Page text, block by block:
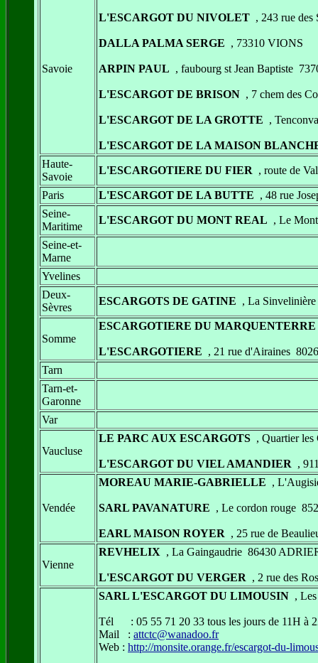
Savoie
L'ESCARGOT DU NIVOLET , 243 rue
DALLA PALMA SERGE , 73310 VIONS
ARPIN PAUL , faubourg st Jean Baptiste
L'ESCARGOT DE BRISON , 7 chem des
L'ESCARGOT DE LA GROTTE ,
L'ESCARGOT DE LA MAISON
Haute-
Savoie
L'ESCARGOTIERE DU FIER , route de
Paris L'ESCARGOT DE LA BUTTE , 48 rue
Seine-
Maritime
L'ESCARGOT DU MONT REAL , Le
Seine-et-
Marne
Yvelines
Deux-
Sèvres
ESCARGOTS DE GATINE , La
Somme
ESCARGOTIERE DU MARQUENTERRE
L'ESCARGOTIERE , 21 rue d'Airaines
Tarn
Tarn-et-
Garonne
Var
Vaucluse
LE PARC AUX ESCARGOTS , Quartier
L'ESCARGOT DU VIEL AMANDIER ,
Vendée
MOREAU MARIE-GABRIELLE ,
SARL PAVANATURE , Le cordon rouge
EARL MAISON ROYER , 25 rue de
Vienne
REVHELIX , La Gaingaudrie 86430
L'ESCARGOT DU VERGER , 2 rue des
SARL L'ESCARGOT DU LIMOUSIN ,
Tél : 05 55 71 20 33 tous les jours de 11H à
Mail : attctc@wanadoo.fr
Web : http://monsite.orange.fr/escargot-du-